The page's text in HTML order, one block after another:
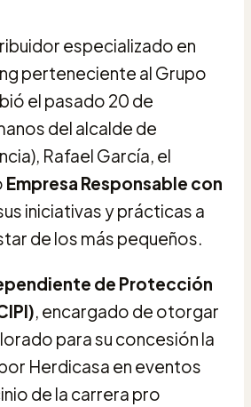
especializado en
perteneciente al Grupo
el pasado 20 de
del alcalde de
Rafael García, el
Empresa Responsable con
iniciativas y prácticas a
de los más pequeños.
de Protección
, encargado de otorgar
para su concesión la
Herdicasa en eventos
de la carrera pro